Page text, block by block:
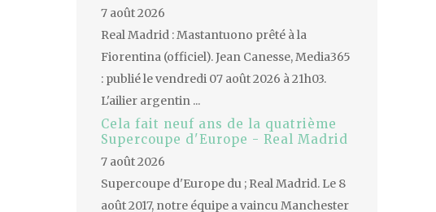
7 août 2026
Real Madrid : Mastantuono prêté à la
Fiorentina (officiel). Jean Canesse, Media365
: publié le vendredi 07 août 2026 à 21h03.
L'ailier argentin ...
Cela fait neuf ans de la quatrième
Supercoupe d'Europe - Real Madrid
7 août 2026
Supercoupe d'Europe du ; Real Madrid. Le 8
août 2017, notre équipe a vaincu Manchester